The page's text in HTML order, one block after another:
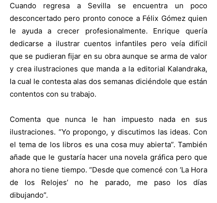
Cuando regresa a Sevilla se encuentra un poco
desconcertado pero pronto conoce a Félix Gómez quien
le ayuda a crecer profesionalmente. Enrique quería
dedicarse a ilustrar cuentos infantiles pero veía difícil
que se pudieran fijar en su obra aunque se arma de valor
y crea ilustraciones que manda a la editorial Kalandraka,
la cual le contesta alas dos semanas diciéndole que están
contentos con su trabajo.
Comenta que nunca le han impuesto nada en sus
ilustraciones. “Yo propongo, y discutimos las ideas. Con
el tema de los libros es una cosa muy abierta”. También
añade que le gustaría hacer una novela gráfica pero que
ahora no tiene tiempo. “Desde que comencé con ‘La Hora
de los Relojes’ no he parado, me paso los días
dibujando”.